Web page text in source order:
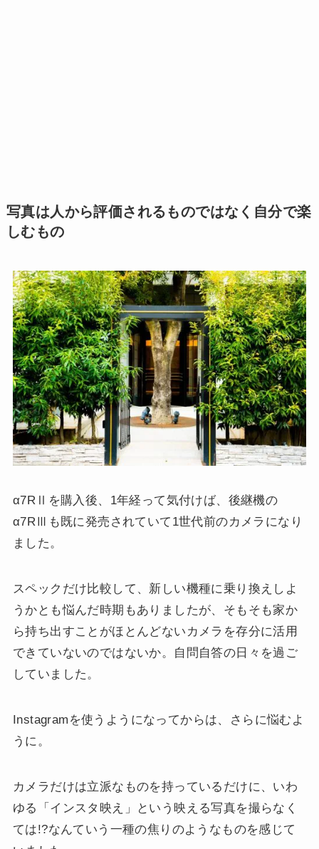
写真は人から評価されるものではなく自分で楽
しむもの
α7RⅡを購入後、1年経って気付けば、後継機の
α7RⅢも既に発売されていて1世代前のカメラになり
ました。
スペックだけ比較して、新しい機種に乗り換えしよ
うかとも悩んだ時期もありましたが、そもそも家か
ら持ち出すことがほとんどないカメラを存分に活用
できていないのではないか。自問自答の日々を過ご
していました。
Instagramを使うようになってからは、さらに悩むよ
うに。
カメラだけは立派なものを持っているだけに、いわ
ゆる「インスタ映え」という映える写真を撮らなく
ては!?なんていう一種の焦りのようなものを感じて